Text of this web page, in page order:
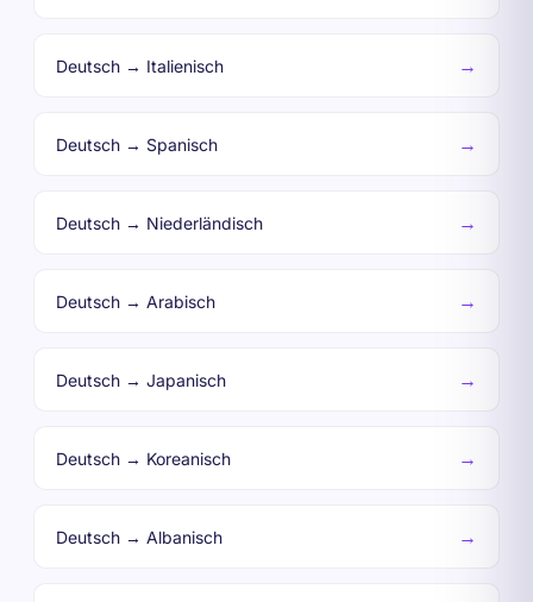
Deutsch → Italienisch →
Deutsch → Spanisch →
Deutsch → Niederländisch →
Deutsch → Arabisch →
Deutsch → Japanisch →
Deutsch → Koreanisch →
Deutsch → Albanisch →